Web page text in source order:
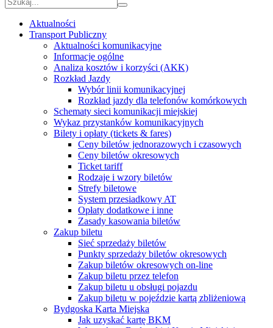
Aktualności
Transport Publiczny
Aktualności komunikacyjne
Informacje ogólne
Analiza kosztów i korzyści (AKK)
Rozkład Jazdy
Wybór linii komunikacyjnej
Rozkład jazdy dla telefonów komórkowych
Schematy sieci komunikacji miejskiej
Wykaz przystanków komunikacyjnych
Bilety i opłaty (tickets & fares)
Ceny biletów jednorazowych i czasowych
Ceny biletów okresowych
Ticket tariff
Rodzaje i wzory biletów
Strefy biletowe
System przesiadkowy AT
Opłaty dodatkowe i inne
Zasady kasowania biletów
Zakup biletu
Sieć sprzedaży biletów
Punkty sprzedaży biletów okresowych
Zakup biletów okresowych on-line
Zakup biletu przez telefon
Zakup biletu u obsługi pojazdu
Zakup biletu w pojeździe kartą zbliżeniową
Bydgoska Karta Miejska
Jak uzyskać kartę BKM